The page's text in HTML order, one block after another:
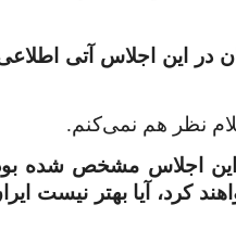
در این اجلاس آتی
نظر هم نمی‌کنم.
اجلاس مشخص شده
آیا بهتر نیست